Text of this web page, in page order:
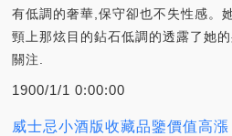
有低調的奢華,保守卻也不失性感。
頸上那炫目的鉆石低調的透露了她
關注.
1900/1/1 0:00:00
威士忌小酒版收藏品鑒價值高